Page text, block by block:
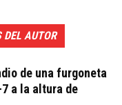
DEL AUTOR
de una furgoneta
a la altura de